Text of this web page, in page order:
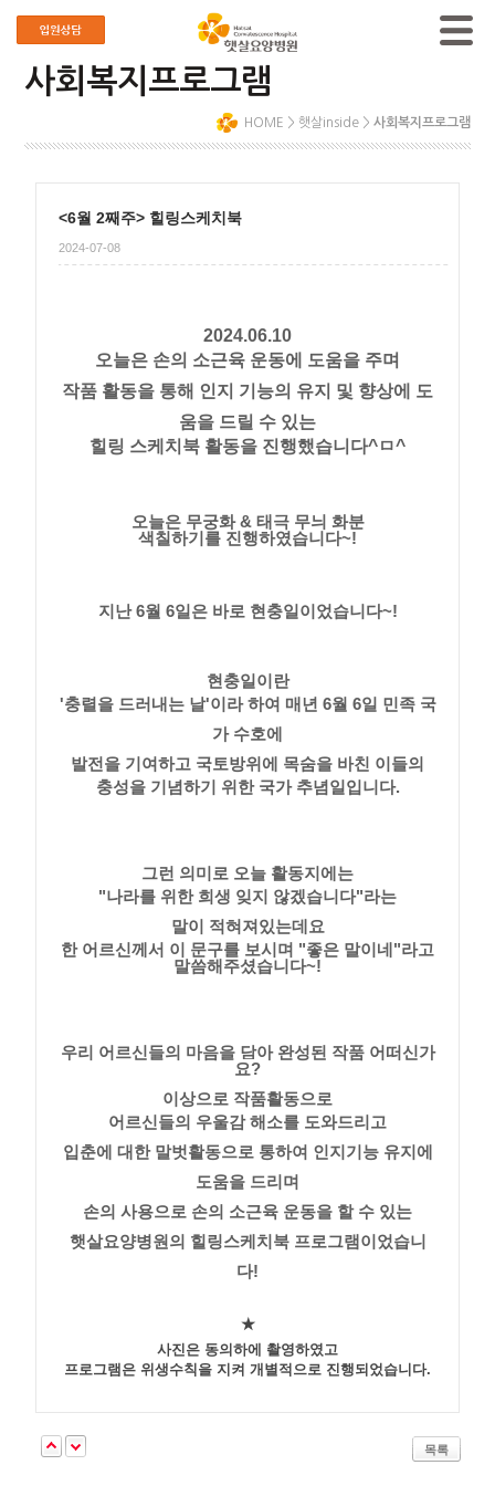
사회복지프로그램
HOME > 햇살inside> 사회복지프로그램
<6월 2째주> 힐링스케치북
2024-07-08
2024.06.10​
오늘은 손의 소근육 운동에 도움을 주며
작품 활동을 통해 인지 기능의 유지 및 향상에 도
움을 드릴 수 있는
힐링 스케치북 활동을 진행했습니다^ㅁ^
오늘은 무궁화 & 태극 무늬 화분
색칠하기를 진행하였습니다~!
지난 6월 6일은 바로 현충일이었습니다~!
현충일이란
'충렬을 드러내는 날'이라 하여 매년 6월 6일 민족 국
가 수호에
발전을 기여하고 국토방위에 목숨을 바친 이들의
충성을 기념하기 위한 국가 추념일입니다.
그런 의미로 오늘 활동지에는
"나라를 위한 희생 잊지 않겠습니다"라는
말이 적혀져있는데요
한 어르신께서 이 문구를 보시며 "좋은 말이네"라고
말씀해주셨습니다~!
우리 어르신들의 마음을 담아 완성된 작품 어떠신가
요?
이상으로 작품활동으로
어르신들의 우울감 해소를 도와드리고
입춘에 대한 말벗활동으로 통하여 인지기능 유지에
도움을 드리며
손의 사용으로 손의 소근육 운동을 할 수 있는
햇살요양병원의 힐링스케치북 프로그램이었습니
다!
★
사진은 동의하에 촬영하였고
프로그램은 위생수칙을 지켜 개별적으로 진행되었습니다.
목록